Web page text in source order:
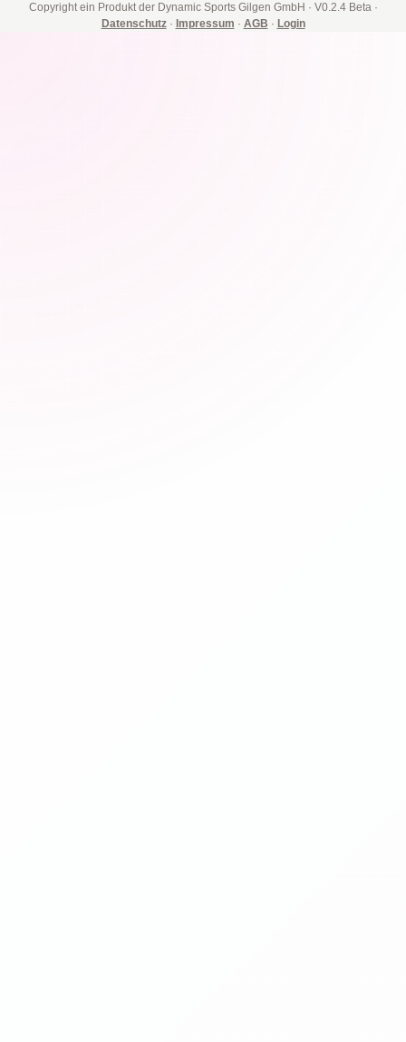
Copyright ein Produkt der Dynamic Sports Gilgen GmbH · V0.2.4 Beta·
Datenschutz· Impressum · AGB · Login